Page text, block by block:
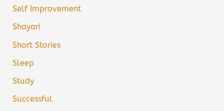
Self Improvement
Shayari
Short Stories
Sleep
Study
Successful